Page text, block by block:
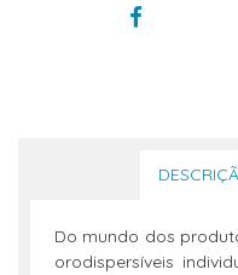
Do mundo dos
orodispersíveis